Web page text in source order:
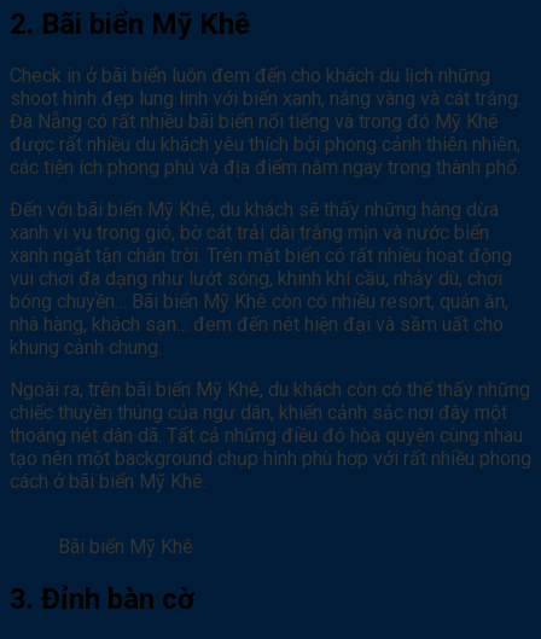
2. Bãi biển Mỹ Khê
Check in ở bãi biển luôn đem đến cho khách du lịch những
shoot hình đẹp lung linh với biển xanh, nắng vàng và cát trắng.
Đà Nẵng có rất nhiều bãi biển nổi tiếng và trong đó Mỹ Khê
được rất nhiều du khách yêu thích bởi phong cảnh thiên nhiên,
các tiện ích phong phú và địa điểm nằm ngay trong thành phố.
Đến với bãi biển Mỹ Khê, du khách sẽ thấy những hàng dừa
xanh vi vu trong gió, bờ cát trải dài trắng mịn và nước biển
xanh ngắt tận chân trời. Trên mặt biển có rất nhiều hoạt động
vui chơi đa dạng như lướt sóng, khinh khí cầu, nhảy dù, chơi
bóng chuyền… Bãi biển Mỹ Khê còn có nhiều resort, quán ăn,
nhà hàng, khách sạn… đem đến nét hiện đại và sầm uất cho
khung cảnh chung.
Ngoài ra, trên bãi biển Mỹ Khê, du khách còn có thể thấy những
chiếc thuyền thúng của ngư dân, khiến cảnh sắc nơi đây một
thoáng nét dân dã. Tất cả những điều đó hòa quyện cùng nhau
tạo nên một background chụp hình phù hợp với rất nhiều phong
cách ở bãi biển Mỹ Khê.
Bãi biển Mỹ Khê
3. Đỉnh bàn cờ